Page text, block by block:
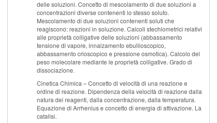
delle soluzioni. Concetto di mescolamento di due soluzioni a
concentrazioni diverse contenenti lo stesso soluto.
Mescolamento di due soluzioni contenenti soluti che
reagiscono: reazioni in soluzione. Calcoli stechiometrici relativi
alle proprietà colligative delle soluzioni (abbassamento
tensione di vapore, innalzamento ebullioscopico,
abbassamento crioscopico e pressione osmotica). Calcolo del
peso molecolare mediante le proprietà colligative. Grado di
dissociazione.
Cinetica Chimica – Concetto di velocità di una reazione e
ordine di reazione. Dipendenza della velocità di reazione dalla
natura dei reagenti, dalla concentrazione, dalla temperatura.
Equazione di Arrhenius e concetto di energia di attivazione. La
catalisi.